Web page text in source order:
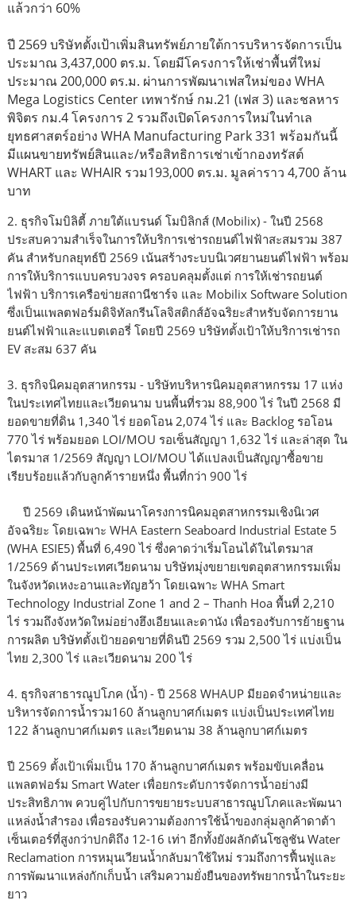
แล้วกว่า 60%
ปี 2569 บริษัทตั้งเป้าเพิ่มสินทรัพย์ภายใต้การบริหารจัดการเป็น
ประมาณ 3,437,000 ตร.ม. โดยมีโครงการให้เช่าพื้นที่ใหม่
ประมาณ 200,000 ตร.ม. ผ่านการพัฒนาเฟสใหม่ของ WHA
Mega Logistics Center เทพารักษ์ กม.21 (เฟส 3) และชลหาร
พิจิตร กม.4 โครงการ 2 รวมถึงเปิดโครงการใหม่ในทำเล
ยุทธศาสตร์อย่าง WHA Manufacturing Park 331 พร้อมกันนี้
มีแผนขายทรัพย์สินและ/หรือสิทธิการเช่าเข้ากองทรัสต์
WHART และ WHAIR รวม193,000 ตร.ม. มูลค่าราว 4,700 ล้าน
บาท
2. ธุรกิจโมบิลิตี้ ภายใต้แบรนด์ โมบิลิกส์ (Mobilix) - ในปี 2568
ประสบความสำเร็จในการให้บริการเช่ารถยนต์ไฟฟ้าสะสมรวม 387
คัน สำหรับกลยุทธ์ปี 2569 เน้นสร้างระบบนิเวศยานยนต์ไฟฟ้า พร้อม
การให้บริการแบบครบวงจร ครอบคลุมตั้งแต่ การให้เช่ารถยนต์
ไฟฟ้า บริการเครือข่ายสถานีชาร์จ และ Mobilix Software Solution
ซึ่งเป็นแพลตฟอร์มดิจิทัลกรีนโลจิสติกส์อัจฉริยะสำหรับจัดการยาน
ยนต์ไฟฟ้าและแบตเตอรี่ โดยปี 2569 บริษัทตั้งเป้าให้บริการเช่ารถ
EV สะสม 637 คัน
3. ธุรกิจนิคมอุตสาหกรรม - บริษัทบริหารนิคมอุตสาหกรรม 17 แห่ง
ในประเทศไทยและเวียดนาม บนพื้นที่รวม 88,900 ไร่ ในปี 2568 มี
ยอดขายที่ดิน 1,340 ไร่ ยอดโอน 2,074 ไร่ และ Backlog รอโอน
770 ไร่ พร้อมยอด LOI/MOU รอเซ็นสัญญา 1,632 ไร่ และล่าสุด ใน
ไตรมาส 1/2569 สัญญา LOI/MOU ได้แปลงเป็นสัญญาซื้อขาย
เรียบร้อยแล้วกับลูกค้ารายหนึ่ง พื้นที่กว่า 900 ไร่
ปี 2569 เดินหน้าพัฒนาโครงการนิคมอุตสาหกรรมเชิงนิเวศ
อัจฉริยะ โดยเฉพาะ WHA Eastern Seaboard Industrial Estate 5
(WHA ESIE5) พื้นที่ 6,490 ไร่ ซึ่งคาดว่าเริ่มโอนได้ในไตรมาส
1/2569 ด้านประเทศเวียดนาม บริษัทมุ่งขยายเขตอุตสาหกรรมเพิ่ม
ในจังหวัดเหงะอานและทัญฮว้า โดยเฉพาะ WHA Smart
Technology Industrial Zone 1 and 2 – Thanh Hoa พื้นที่ 2,210
ไร่ รวมถึงจังหวัดใหม่อย่างฮึงเอียนและดานัง เพื่อรองรับการย้ายฐาน
การผลิต บริษัทตั้งเป้ายอดขายที่ดินปี 2569 รวม 2,500 ไร่ แบ่งเป็น
ไทย 2,300 ไร่ และเวียดนาม 200 ไร่
4. ธุรกิจสาธารณูปโภค (น้ำ) - ปี 2568 WHAUP มียอดจำหน่ายและ
บริหารจัดการน้ำรวม160 ล้านลูกบาศก์เมตร แบ่งเป็นประเทศไทย
122 ล้านลูกบาศก์เมตร และเวียดนาม 38 ล้านลูกบาศก์เมตร
ปี 2569 ตั้งเป้าเพิ่มเป็น 170 ล้านลูกบาศก์เมตร พร้อมขับเคลื่อน
แพลตฟอร์ม Smart Water เพื่อยกระดับการจัดการน้ำอย่างมี
ประสิทธิภาพ ควบคู่ไปกับการขยายระบบสาธารณูปโภคและพัฒนา
แหล่งน้ำสำรอง เพื่อรองรับความต้องการใช้น้ำของกลุ่มลูกค้าดาต้า
เซ็นเตอร์ที่สูงกว่าปกติถึง 12-16 เท่า อีกทั้งยังผลักดันโซลูชัน Water
Reclamation การหมุนเวียนน้ำกลับมาใช้ใหม่ รวมถึงการฟื้นฟูและ
การพัฒนาแหล่งกักเก็บน้ำ เสริมความยั่งยืนของทรัพยากรน้ำในระยะ
ยาว